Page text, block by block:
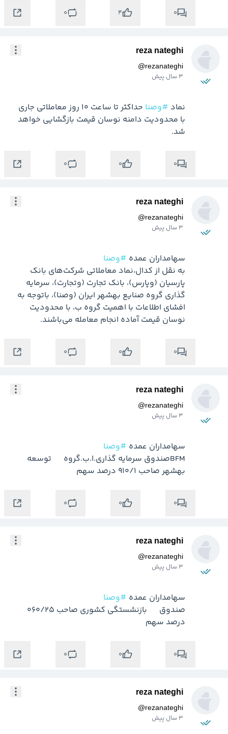
0
4
0
reza nateghi
@rezanateghi
3 سال پیش
نماد #وصنا
شد.
0
0
0
reza nateghi
@rezanateghi
3 سال پیش
سهامداران عمده #وصنا
نوسان قیمت آماده انجام معامله می‌باشند.
0
0
0
reza nateghi
@rezanateghi
3 سال پیش
سهامداران عمده #وصنا
بهشهر صاحب 910/1 درصد سهم
0
0
0
reza nateghi
@rezanateghi
3 سال پیش
سهامداران عمده #وصنا
درصد سهم
0
0
0
reza nateghi
@rezanateghi
3 سال پیش